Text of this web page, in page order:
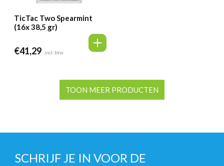
TicTac Two Spearmint
(16x 38,5 gr)
€41,29 incl. btw
TOON MEER PRODUCTEN
SCHRIJF JE IN VOOR DE